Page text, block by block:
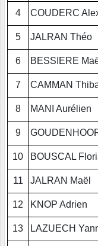
4 COUDERC
5 JALRAN Théo
6 BESSIERE
7 CAMMAN
8 MANI Aurélien
9
10 BOUSCAL
11 JALRAN Maël
12 KNOP Adrien
13 LAZUECH